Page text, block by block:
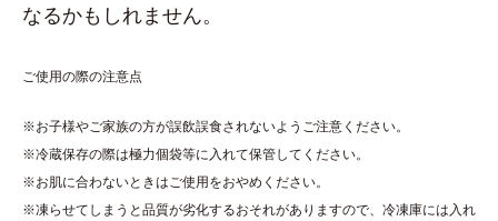
なるかもしれません。
ご使用の際の注意点
※お子様やご家族の方が誤飲誤食されないようご注意ください。
※冷蔵保存の際は極力個袋等に入れて保管してください。
※お肌に合わないときはご使用をおやめください。
※凍らせてしまうと品質が劣化するおそれがありますので、冷凍庫には入れ